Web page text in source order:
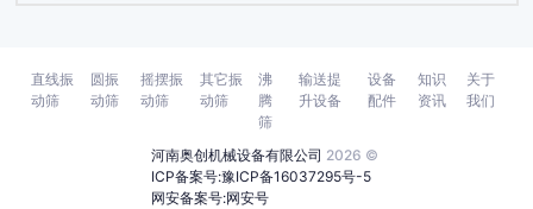
河南奥创机械设备有限公司 2026 ©
ICP备案号:豫ICP备16037295号-5
网安备案号:网安号
直线振
动筛
圆振
动筛
摇摆振
动筛
其它振
动筛
沸
腾
筛
输送提
升设备
设备
配件
知识
资讯
关于
我们